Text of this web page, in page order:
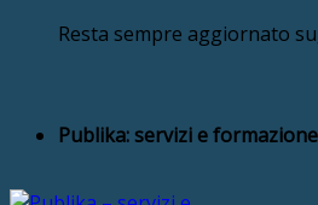
Resta sempre aggiornato
Publika: servizi e